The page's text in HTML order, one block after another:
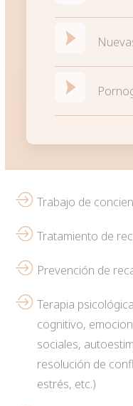
Trabajo de
Tratamiento de
Prevención de
Terapia
cognitivo,
sociales,
resolución de
estrés, etc.)